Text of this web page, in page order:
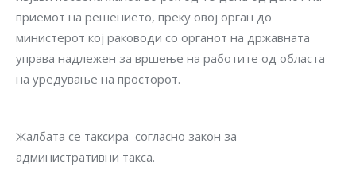
приемот на решението, преку овој орган до
министерот кој раководи со органот на државната
управа надлежен за вршење на работите од областа
на уредување на просторот.
Жалбата се таксира согласно закон за
административни такса.